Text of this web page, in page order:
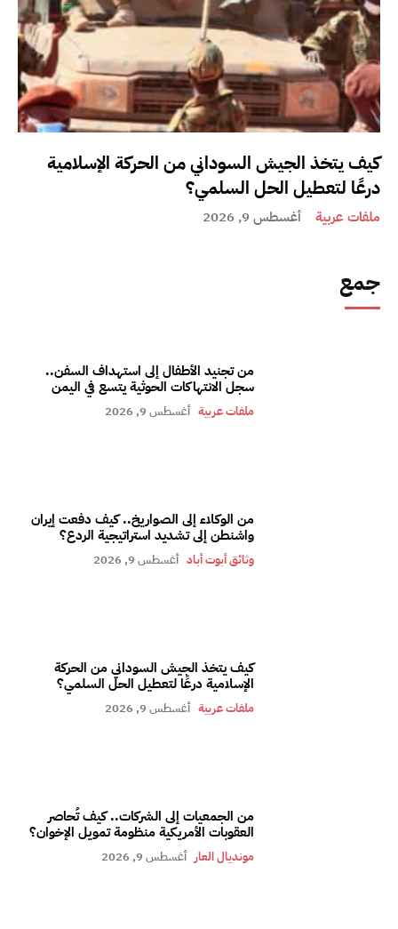
كيف يتخذ الجيش السوداني من الحركة الإسلامية
درعًا لتعطيل الحل السلمي؟
ملفات عربية أغسطس 9, 2026
جمع
من تجنيد الأطفال إلى استهداف السفن..
سجل الانتهاكات الحوثية يتسع في اليمن
ملفات عربية أغسطس 9, 2026
من الوكلاء إلى الصواريخ.. كيف دفعت إيران
واشنطن إلى تشديد استراتيجية الردع؟
وثائق أبوت أباد أغسطس 9, 2026
كيف يتخذ الجيش السوداني من الحركة
الإسلامية درعًا لتعطيل الحل السلمي؟
ملفات عربية أغسطس 9, 2026
من الجمعيات إلى الشركات.. كيف تُحاصر
العقوبات الأمريكية منظومة تمويل الإخوان؟
مونديال العار أغسطس 9, 2026